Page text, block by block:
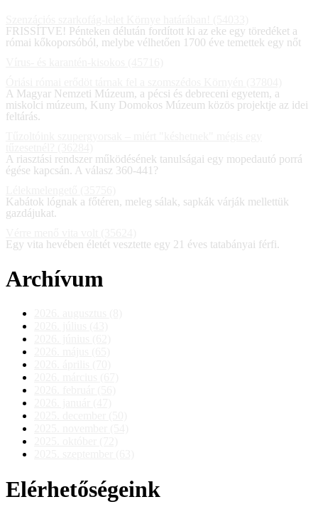
FRISSÍTVE! Pénteken délután fordított ki az eke egy töredéket a
római kőkoporsóból, melybe vélhetően 1700 éve temettek egy nőt
A Magyar Nemzeti Múzeum, a pécsi és debreceni egyetem, a
miskolci múzeum, Kuny Domokos Múzeum közös projektje az idei
feltárás.
A riasztási rendszer működésének tanulságai egy mopedautó porrá
égése kapcsán. A válasz 360-441?
Kabátok lógnak a főtéren, meleg sálak, sapkák várják mellettük
gazdájukat.
Egy vita hevében életét vesztette egy 21 éves tatabányai férfi.
Archívum
Elérhetőségeink